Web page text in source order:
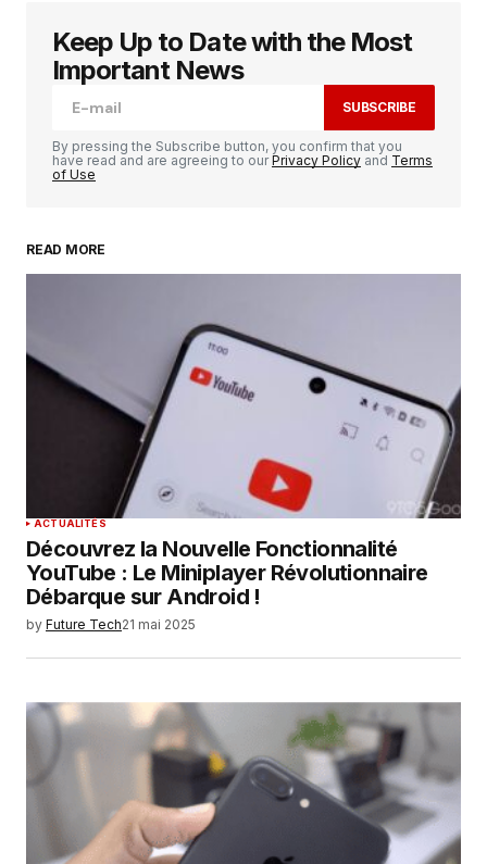
Votre adresse e-mail ne sera pas publiée. Les
champs obligatoires sont indiqués avec
Your Name
Enregistrer mon nom, mon e-mail et mon
site dans le navigateur pour mon prochain
commentaire.
SUBMIT COMMENT
Keep Up to Date with the Most
Important News
SUBSCRIBE
By pressing the Subscribe button, you confirm that you
have read and are agreeing to ourPrivacy Policy and Terms
of Use
READ MORE
ACTUALITÉS
Découvrez la Nouvelle Fonctionnalité
YouTube : Le Miniplayer Révolutionnaire
Débarque sur Android !
by Future Tech21 mai 2025